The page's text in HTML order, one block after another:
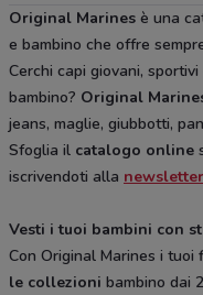
Original Marines è una
e bambino che offre
Cerchi capi giovani,
bambino? Original
jeans, maglie, giubbotti,
Sfoglia il catalogo online
iscrivendoti alla
Vesti i tuoi bambini con
Con Original Marines i tuoi
le collezioni bambino dai